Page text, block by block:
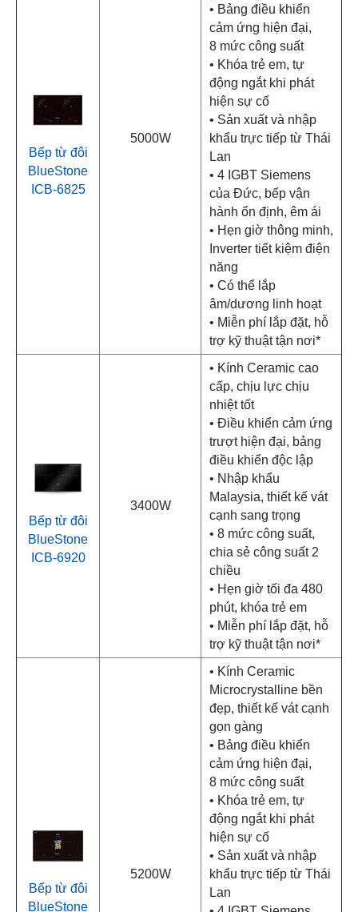
Bếp từ đôi
BlueStone
ICB-6825
5000W
• Bảng điều khiển
cảm ứng hiện đại,
8 mức công suất
• Khóa trẻ em, tự
động ngắt khi phát
hiện sự cố
• Sản xuất và nhập
khẩu trực tiếp từ Thái
Lan
• 4 IGBT Siemens
của Đức, bếp vận
hành ổn định, êm ái
• Hẹn giờ thông minh,
Inverter tiết kiệm điện
năng
• Có thể lắp
âm/dương linh hoạt
• Miễn phí lắp đặt, hỗ
trợ kỹ thuật tận nơi*
Bếp từ đôi
BlueStone
ICB-6920
3400W
• Kính Ceramic cao
cấp, chịu lực chịu
nhiệt tốt
• Điều khiển cảm ứng
trượt hiện đại, bảng
điều khiển độc lập
• Nhập khẩu
Malaysia, thiết kế vát
cạnh sang trọng
• 8 mức công suất,
chia sẻ công suất 2
chiều
• Hẹn giờ tối đa 480
phút, khóa trẻ em
• Miễn phí lắp đặt, hỗ
trợ kỹ thuật tận nơi*
Bếp từ đôi
BlueStone
5200W
• Kính Ceramic
Microcrystalline bền
đẹp, thiết kế vát cạnh
gọn gàng
• Bảng điều khiển
cảm ứng hiện đại,
8 mức công suất
• Khóa trẻ em, tự
động ngắt khi phát
hiện sự cố
• Sản xuất và nhập
khẩu trực tiếp từ Thái
Lan